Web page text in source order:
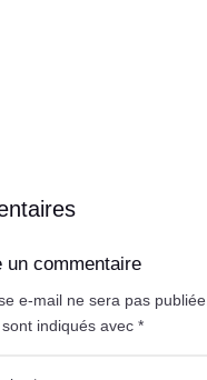
un commentaire
e-mail ne sera pas publiée.
indiqués avec *